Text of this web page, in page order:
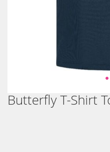
Skip
to
Butterfly T-Shirt